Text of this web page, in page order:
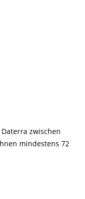
zwischen
mindestens 72